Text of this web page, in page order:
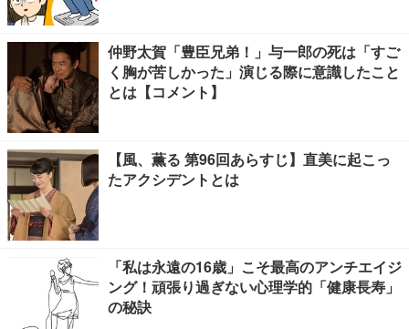
仲野太賀「豊臣兄弟！」与一郎の死は「すご
く胸が苦しかった」演じる際に意識したこと
とは【コメント】
【風、薫る 第96回あらすじ】直美に起こっ
たアクシデントとは
「私は永遠の16歳」こそ最高のアンチエイジ
ング！頑張り過ぎない心理学的「健康長寿」
の秘訣